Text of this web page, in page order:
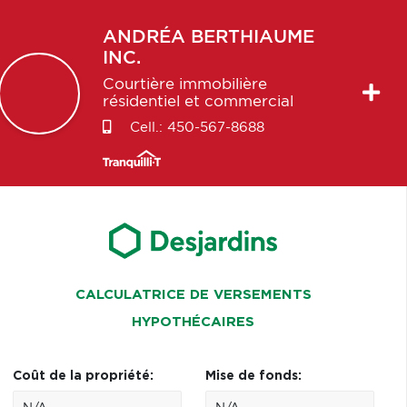
ANDRÉA BERTHIAUME
INC.
Courtière immobilière
résidentiel et commercial
Cell.: 450-567-8688
CALCULATRICE DE VERSEMENTS
HYPOTHÉCAIRES
Coût de la propriété: Mise de fonds: